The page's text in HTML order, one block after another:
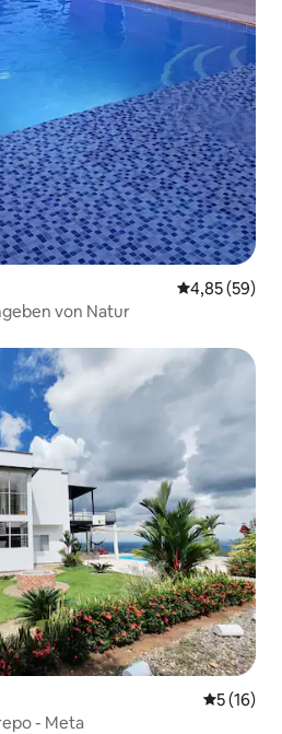
4,85 (59)
von Natur
5 (16)
- Meta